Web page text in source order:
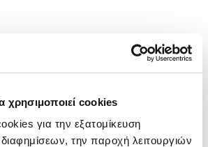
χρησιμοποιεί cookies
για την εξατομίκευση
την παροχή λειτουργιών